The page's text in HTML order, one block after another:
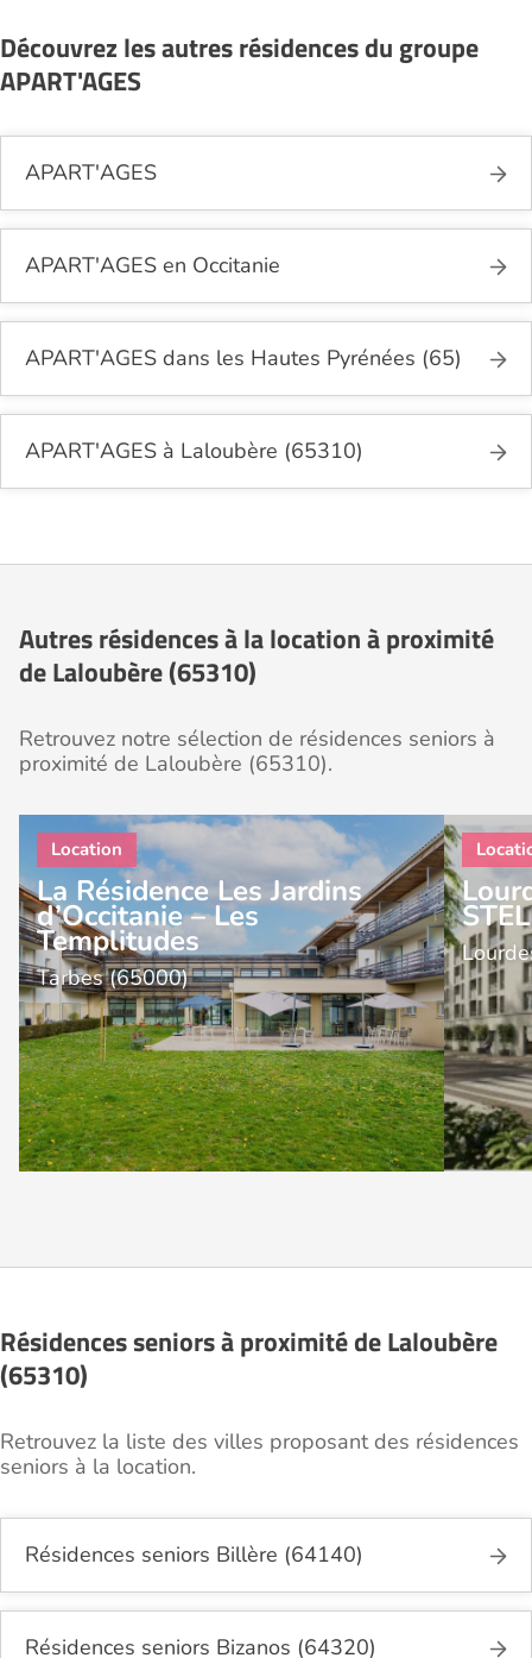
Découvrez les autres résidences du groupe
APART'AGES
APART'AGES
APART'AGES en Occitanie
APART'AGES dans les Hautes Pyrénées (65)
APART'AGES à Laloubère (65310)
Autres résidences à la location à proximité
de Laloubère (65310)
Retrouvez notre sélection de résidences seniors à
proximité de Laloubère (65310).
La Résidence Les Jardins
d’Occitanie – Les
Templitudes
Tarbes (65000)
Résidences seniors à proximité de Laloubère
(65310)
Retrouvez la liste des villes proposant des résidences
seniors à la location.
Résidences seniors Billère (64140)
Résidences seniors Bizanos (64320)